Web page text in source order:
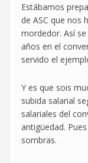
de
junio
Estábamos
de ASC que nos
mordedor. Así
años en el
servido el
Y es que sois
subida salarial
salariales del
antigüedad.
sombras.